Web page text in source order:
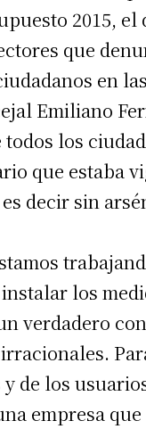
2015,
que
en
Emiliano
todos los
que estaba
decir sin
los
verdadero
de los
empresa